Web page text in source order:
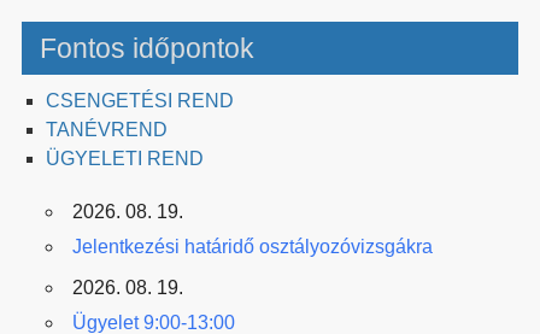
Fontos időpontok
CSENGETÉSI REND
TANÉVREND
ÜGYELETI REND
2026. 08. 19.
Jelentkezési határidő osztályozóvizsgákra
2026. 08. 19.
Ügyelet 9:00-13:00